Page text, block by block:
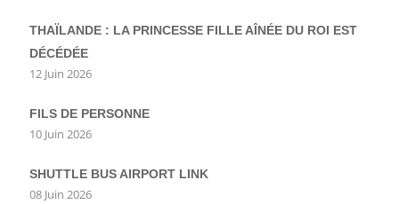
THAÏLANDE : LA PRINCESSE FILLE AÎNÉE DU ROI EST
DÉCÉDÉE
12 Juin 2026
FILS DE PERSONNE
10 Juin 2026
SHUTTLE BUS AIRPORT LINK
08 Juin 2026